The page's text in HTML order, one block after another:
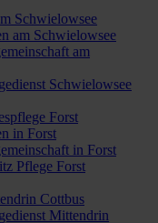
Schwielowsee
am Schwielowsee
am
Schwielowsee
Forst
in Forst
in Forst
Pflege Forst
Cottbus
Mittendrin